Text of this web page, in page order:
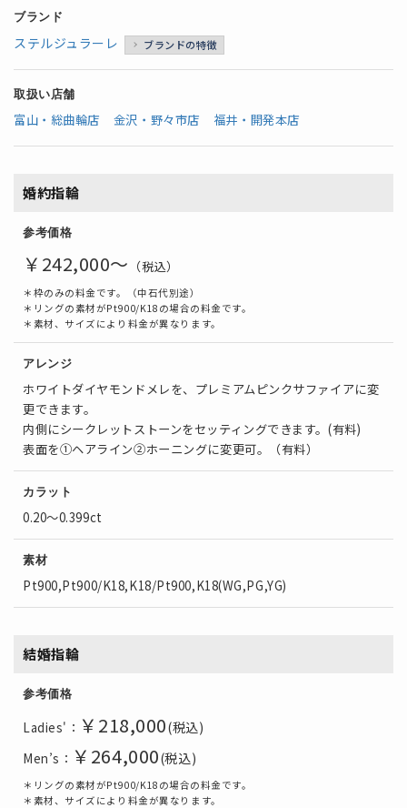
ブランド
ステルジュラーレ ブランドの特徴
取扱い店舗
富山・総曲輪店 金沢・野々市店 福井・開発本店
婚約指輪
参考価格
￥242,000～ （税込）
＊枠のみの料金です。（中石代別途）
＊リングの素材がPt900/K18の場合の料金です。
＊素材、サイズにより料金が異なります。
アレンジ
ホワイトダイヤモンドメレを、プレミアムピンクサファイアに変
更できます。
内側にシークレットストーンをセッティングできます。(有料)
表面を①ヘアライン②ホーニングに変更可。（有料）
カラット
0.20～0.399ct
素材
Pt900,Pt900/K18,K18/Pt900,K18(WG,PG,YG)
結婚指輪
参考価格
Ladies'： ￥218,000(税込)
Men’s： ￥264,000(税込)
＊リングの素材がPt900/K18の場合の料金です。
＊素材、サイズにより料金が異なります。